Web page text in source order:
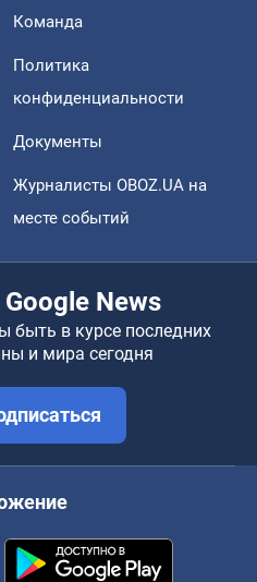
Команда
Политика
конфиденциальности
Документы
Журналисты OBOZ.UA на
месте событий
Google News
быть в курсе последних
и мира сегодня